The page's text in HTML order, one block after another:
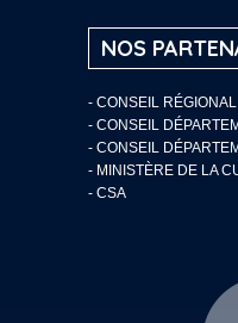
NOS
- CONSEIL
- CONSEIL
- CONSEIL
- MINISTÈRE DE LA
- CSA